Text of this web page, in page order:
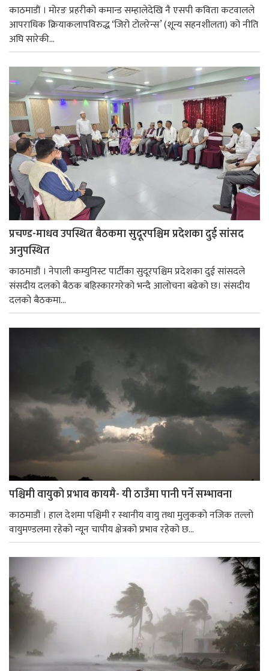
काठमाडाैं । मोरङ प्रहरीको कमान्ड सम्हालेदेखि नै एसपी कविता कटवालले
आपराधिक क्रियाकलापविरुद्ध ‘जिरो टोलरेन्स’ (शून्य सहनशीलता) को नीति
अघि सारेकी...
प्रचण्ड-माधव उपस्थित बैठकमा सुदूरपश्चिम प्रदेशका दुई सांसद
अनुपस्थित
काठमाडौं । नेपाली कम्युनिस्ट पार्टीका सुदूरपश्चिम प्रदेशका दुई सांसदले
संसदीय दलको बैठक बहिस्कारगरेको भन्दै आलोचना बढेको छ। स‌ंसदीय
दलको बैठकमा...
पश्चिमी वायुको प्रभाव कायमै- यी ठाउँमा पानी पर्ने सम्भावना
काठमाडौं । हाल देशमा पश्चिमी र स्थानीय वायु तथा मुलुकको नजिक तल्लो
वायुमण्डलमा रहेको न्यून चापीय क्षेत्रको प्रभाव रहेको छ...